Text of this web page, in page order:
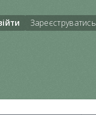
Зареєструватись